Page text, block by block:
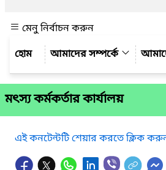
মেনু নির্বাচন করুন
আমাদের সম্পর্কে
মৎস্য কর্মকর্তার কার্যালয়
এই কনটেন্টটি শেয়ার করতে ক্লিক